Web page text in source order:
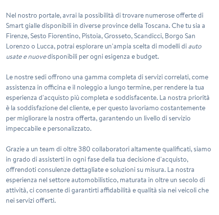
Nel nostro portale, avrai la possibilità di trovare numerose offerte di
Smart gialledisponibili in diverse province della Toscana. Che tu sia a
Firenze, Sesto Fiorentino, Pistoia, Grosseto, Scandicci, Borgo San
Lorenzo o Lucca, potrai esplorare un'ampia scelta di modelli di auto
usate e nuovedisponibili per ogni esigenza e budget.
Le nostre sedi offrono una gamma completa di servizi correlati, come
assistenza in officina e il noleggio a lungo termine, per rendere la tua
esperienza d'acquisto più completa e soddisfacente. La nostra priorità
è la soddisfazione del cliente, e per questo lavoriamo costantemente
per migliorare la nostra offerta, garantendo un livello di servizio
impeccabile e personalizzato.
Grazie a un team di oltre 380 collaboratori altamente qualificati, siamo
in grado di assisterti in ogni fase della tua decisione d'acquisto,
offrendoti consulenze dettagliate e soluzioni su misura. La nostra
esperienza nel settore automobilistico, maturata in oltre un secolo di
attività, ci consente di garantirti affidabilità e qualità sia nei veicoli che
nei servizi offerti.